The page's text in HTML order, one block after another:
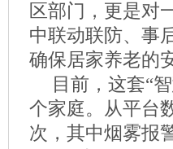
区部门，更是对
中联动联防、事
确保居家养老的
目前，这套“
个家庭。从平台
次，其中烟雾报